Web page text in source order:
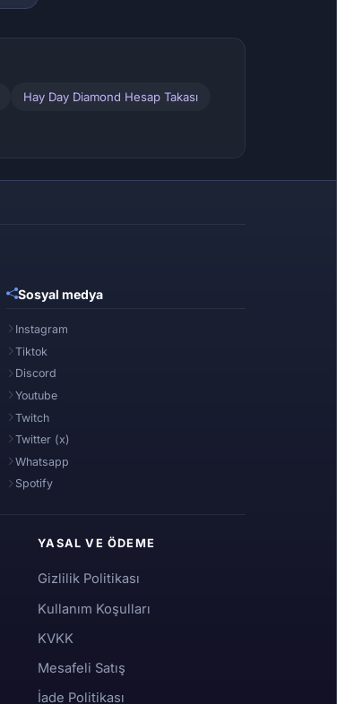
Hay Day Diamond Hesap Takası
Sosyal medya
Instagram
Tiktok
Discord
Youtube
Twitch
Twitter (x)
Whatsapp
Spotify
YASAL VE ÖDEME
Gizlilik Politikası
Kullanım Koşulları
KVKK
Mesafeli Satış
İade Politikası